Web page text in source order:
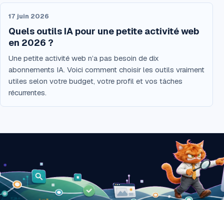
17 juin 2026
Quels outils IA pour une petite activité web
en 2026 ?
Une petite activité web n’a pas besoin de dix
abonnements IA. Voici comment choisir les outils vraiment
utiles selon votre budget, votre profil et vos tâches
récurrentes.